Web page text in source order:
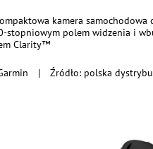
| Źródło: polska
kamera samochodowa
stopniowym polem widzenia i
Clarity™